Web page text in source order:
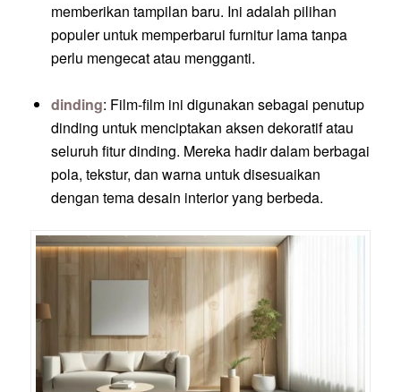
memberikan tampilan baru. Ini adalah pilihan
populer untuk memperbarui furnitur lama tanpa
perlu mengecat atau mengganti.
dinding: Film-film ini digunakan sebagai penutup
dinding untuk menciptakan aksen dekoratif atau
seluruh fitur dinding. Mereka hadir dalam berbagai
pola, tekstur, dan warna untuk disesuaikan
dengan tema desain interior yang berbeda.